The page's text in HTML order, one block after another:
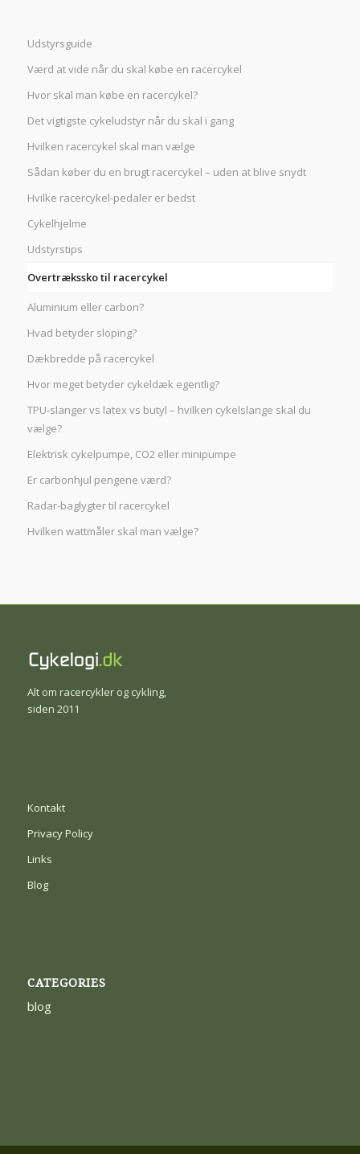
Udstyrsguide
Værd at vide når du skal købe en racercykel
Hvor skal man købe en racercykel?
Det vigtigste cykeludstyr når du skal i gang
Hvilken racercykel skal man vælge
Sådan køber du en brugt racercykel – uden at blive snydt
Hvilke racercykel-pedaler er bedst
Cykelhjelme
Udstyrstips
Overtrækssko til racercykel
Aluminium eller carbon?
Hvad betyder sloping?
Dækbredde på racercykel
Hvor meget betyder cykeldæk egentlig?
TPU-slanger vs latex vs butyl – hvilken cykelslange skal du
vælge?
Elektrisk cykelpumpe, CO2 eller minipumpe
Er carbonhjul pengene værd?
Radar-baglygter til racercykel
Hvilken wattmåler skal man vælge?
Alt om racercykler og cykling,
siden 2011
Kontakt
Privacy Policy
Links
Blog
CATEGORIES
blog